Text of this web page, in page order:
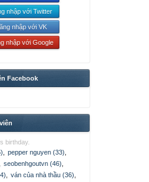
nhập với Twitter
nhập với VK
nhập với Google
Facebook
birthday.
pepper nguyen (33)
seobenhgoutvn (46)
ván của nhà thầu (36)